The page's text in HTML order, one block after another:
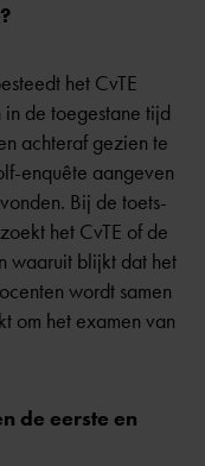
het CvTE
de toegestane tijd
achteraf gezien te
enquête aangeven
Bij de toets-
het CvTE of de
waaruit blijkt dat het
wordt samen
om het examen van
de eerste en